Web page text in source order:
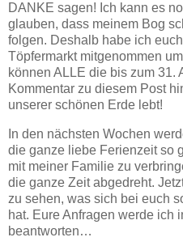
DANKE sagen! Ich kann es
glauben, dass meinem Bog
folgen. Deshalb habe ich
Töpfermarkt mitgenommen
können ALLE die bis zum 31.
Kommentar zu diesem Post
unserer schönen Erde lebt!
In den nächsten Wochen
die ganze liebe Ferienzeit so
mit meiner Familie zu
die ganze Zeit abgedreht.
zu sehen, was sich bei euch
hat. Eure Anfragen werde ich
beantworten…